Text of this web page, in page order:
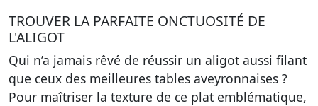
TROUVER LA PARFAITE ONCTUOSITÉ DE
L'ALIGOT
Qui n’a jamais rêvé de réussir un aligot aussi filant
que ceux des meilleures tables aveyronnaises ?
Pour maîtriser la texture de ce plat emblématique,